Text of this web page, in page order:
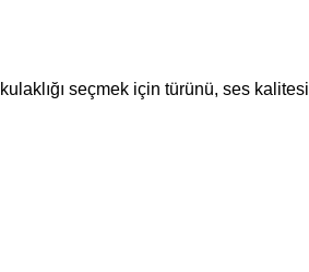
seçmek için türünü, ses